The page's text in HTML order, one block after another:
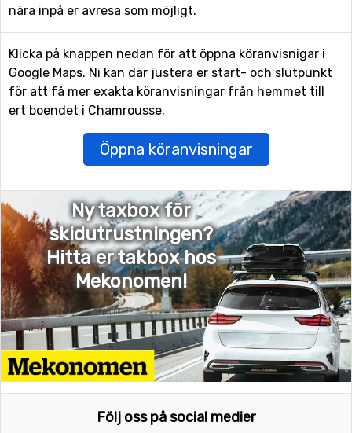
nära inpå er avresa som möjligt.
Klicka på knappen nedan för att öppna köranvisnigar i
Google Maps. Ni kan där justera er start- och slutpunkt
för att få mer exakta köranvisningar från hemmet till
ert boendet i Chamrousse.
Öppna köranvisningar
Ny taxbox för
skidutrustningen?
Hitta er takbox hos
Mekonomen!
Följ oss på social medier